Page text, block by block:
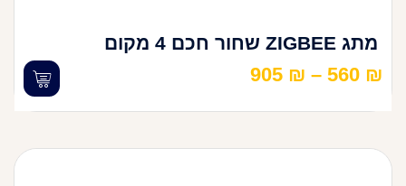
מתג ZIGBEE שחור חכם 4 מקום
560 ₪
–
905 ₪